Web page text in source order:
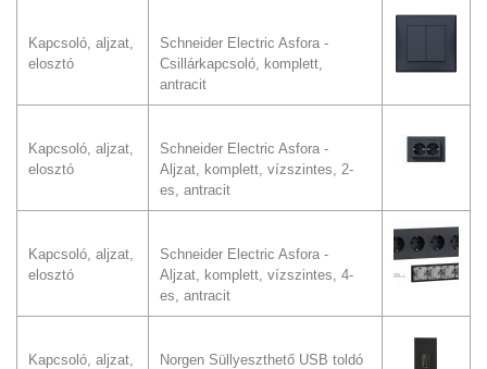
Kapcsoló, aljzat,
elosztó
Schneider Electric Asfora -
Csillárkapcsoló, komplett,
antracit
Kapcsoló, aljzat,
elosztó
Schneider Electric Asfora -
Aljzat, komplett, vízszintes, 2-
es, antracit
Kapcsoló, aljzat,
elosztó
Schneider Electric Asfora -
Aljzat, komplett, vízszintes, 4-
es, antracit
Kapcsoló, aljzat,
Norgen Süllyeszthető USB toldó